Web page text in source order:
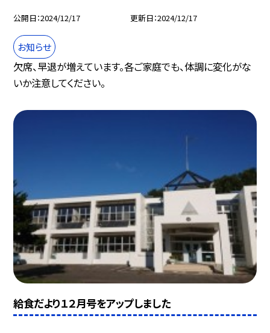
公開日 2024/12/17 更新日 2024/12/17
お知らせ
欠席、早退が増えています。各ご家庭でも、体調に変化がな
いか注意してください。
給食だより１２月号をアップしました